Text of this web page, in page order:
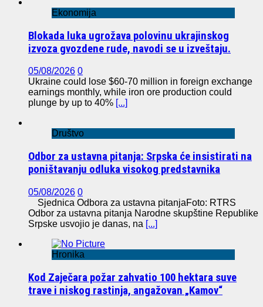
Ekonomija
Blokada luka ugrožava polovinu ukrajinskog
izvoza gvozdene rude, navodi se u izveštaju.
05/08/2026 0
Ukraine could lose $60-70 million in foreign exchange
earnings monthly, while iron ore production could
plunge by up to 40% [...]
Društvo
Odbor za ustavna pitanja: Srpska će insistirati na
poništavanju odluka visokog predstavnika
05/08/2026 0
Sjednica Odbora za ustavna pitanjaFoto: RTRS
Odbor za ustavna pitanja Narodne skupštine Republike
Srpske usvojio je danas, na [...]
Hronika
Kod Zaječara požar zahvatio 100 hektara suve
trave i niskog rastinja, angažovan „Kamov“